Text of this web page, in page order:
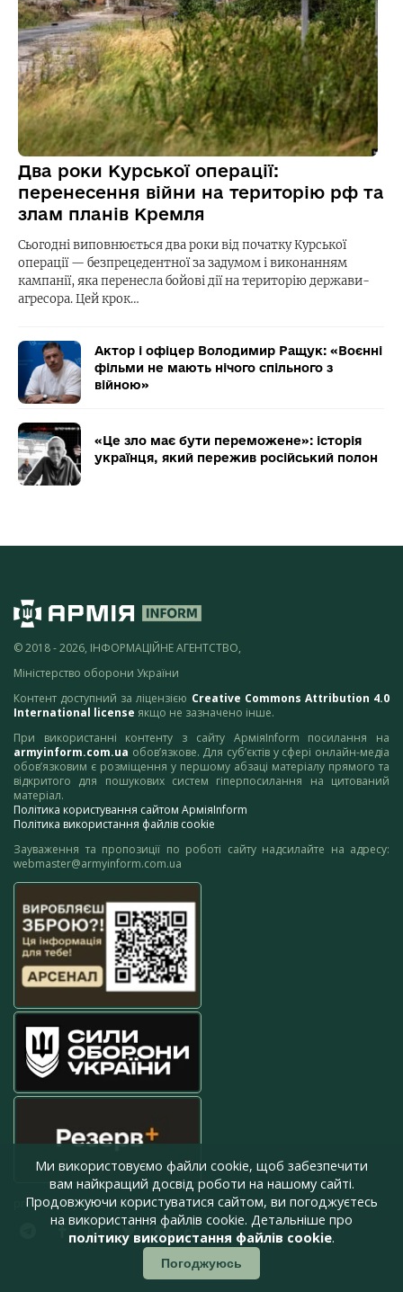
Два роки Курської операції:
перенесення війни на територію рф та
злам планів Кремля
Сьогодні виповнюється два роки від початку Курської
операції — безпрецедентної за задумом і виконанням
кампанії, яка перенесла бойові дії на територію держави-
агресора. Цей крок…
Актор і офіцер Володимир Ращук: «Воєнні
фільми не мають нічого спільного з
війною»
«Це зло має бути переможене»: історія
українця, який пережив російський полон
© 2018 - 2026, ІНФОРМАЦІЙНЕ АГЕНТСТВО,
Міністерство оборони України
Контент доступний за ліцензією Creative Commons Attribution 4.0
International license якщо не зазначено інше.
При використанні контенту з сайту АрміяInform посилання на
armyinform.com.ua обов’язкове. Для суб’єктів у сфері онлайн-медіа
обов’язковим є розміщення у першому абзаці матеріалу прямого та
відкритого для пошукових систем гіперпосилання на цитований
матеріал.
Політика користування сайтом АрміяInform
Політика використання файлів cookie
Зауваження та пропозиції по роботі сайту надсилайте на адресу:
webmaster@armyinform.com.ua
press@armyinform.com.ua
Ми використовуємо файли cookie, щоб забезпечити
вам найкращий досвід роботи на нашому сайті.
Продовжуючи користуватися сайтом, ви погоджуєтесь
на використання файлів cookie. Детальніше про
політику використання файлів cookie.
Погоджуюсь